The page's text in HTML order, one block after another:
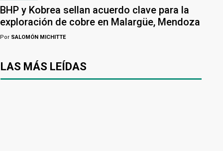
BHP y Kobrea sellan acuerdo clave para la
exploración de cobre en Malargüe, Mendoza
Por SALOMÓN MICHITTE
LAS MÁS LEÍDAS